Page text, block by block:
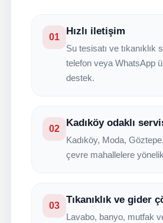
01
Hızlı iletişim
Su tesisatı ve tıkanıklık
telefon veya WhatsApp
destek.
02
Kadıköy odaklı
Kadıköy, Moda,
çevre mahallelere
03
Tıkanıklık ve gider
Lavabo, banyo, mutfak